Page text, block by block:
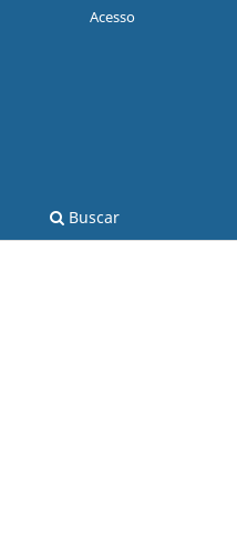
Buscar
Acesso